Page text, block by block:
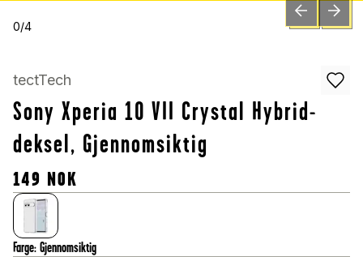
0/4 PREVIOUSNEXT
tectTech
Sony Xperia 10 VII Crystal Hybrid-
deksel, Gjennomsiktig
149 NOK
Farge: Gjennomsiktig